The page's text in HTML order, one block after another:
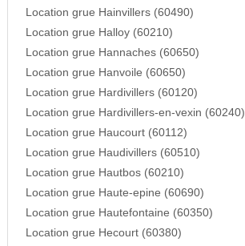
Location grue Hainvillers (60490)
Location grue Halloy (60210)
Location grue Hannaches (60650)
Location grue Hanvoile (60650)
Location grue Hardivillers (60120)
Location grue Hardivillers-en-vexin (60240)
Location grue Haucourt (60112)
Location grue Haudivillers (60510)
Location grue Hautbos (60210)
Location grue Haute-epine (60690)
Location grue Hautefontaine (60350)
Location grue Hecourt (60380)